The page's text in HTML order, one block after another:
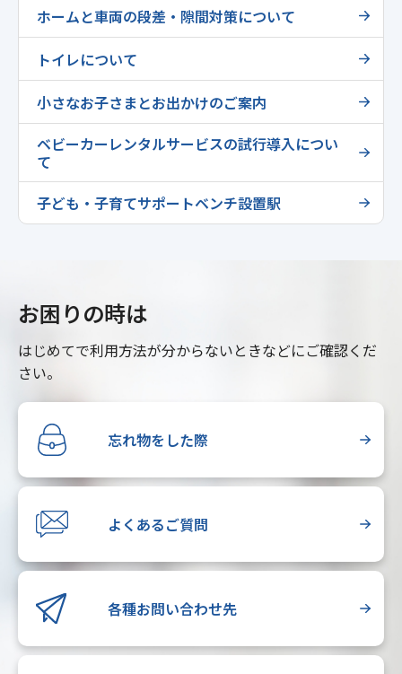
ホームと車両の段差・隙間対策について
トイレについて
小さなお子さまとお出かけのご案内
ベビーカーレンタルサービスの試行導入につい
て
子ども・子育てサポートベンチ設置駅
お困りの時は
はじめてで利用方法が分からないときなどにご確認くだ
さい。
忘れ物をした際
よくあるご質問
各種お問い合わせ先